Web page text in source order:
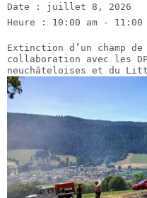
Date : juillet 8, 2026
Heure : 10:00 am - 11:00
Extinction d’un champ
collaboration avec les
neuchâteloises et du